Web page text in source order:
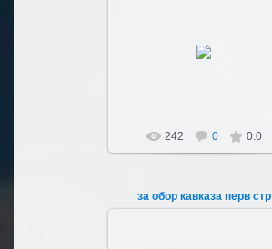
242 0 0.0
за обор кавказа перв стр